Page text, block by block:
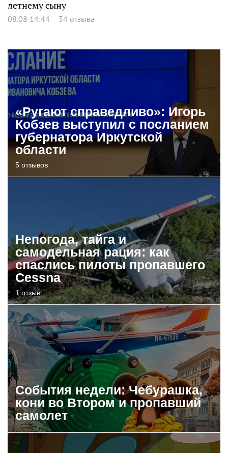
летнему сыну
08.08 14:44 34 отзыва
«Ругают справедливо»: Игорь
Кобзев выступил с посланием
губернатора Иркутской
области
5 отзывов
Непогода, тайга и
самодельная рация: как
спаслись пилоты пропавшего
Cessna
1 отзыв
События недели: Чебурашка,
кони во Втором и пропавший
самолет